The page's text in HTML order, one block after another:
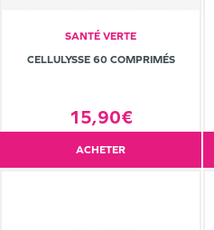
SANTÉ VERTE
CELLULYSSE 60 COMPRIMÉS
15,90€
ACHETER